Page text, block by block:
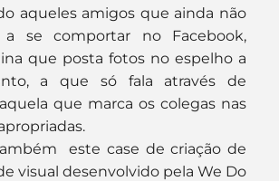
aqueles amigos que ainda não
a se comportar no Facebook,
que posta fotos no espelho a
a que só fala através de
que marca os colegas nas
este case de criação de
visual desenvolvido pela We Do